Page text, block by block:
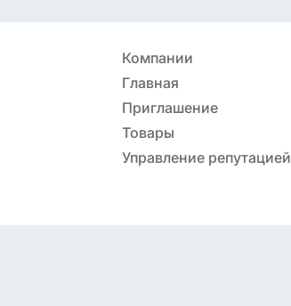
Компании
Главная
Приглашение
Товары
Управление репутацией